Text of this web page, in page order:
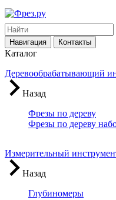
Навигация Контакты
Каталог
Деревообрабатывающий
Назад
Фрезы по дереву
Фрезы по дереву
Измерительный
Назад
Глубиномеры